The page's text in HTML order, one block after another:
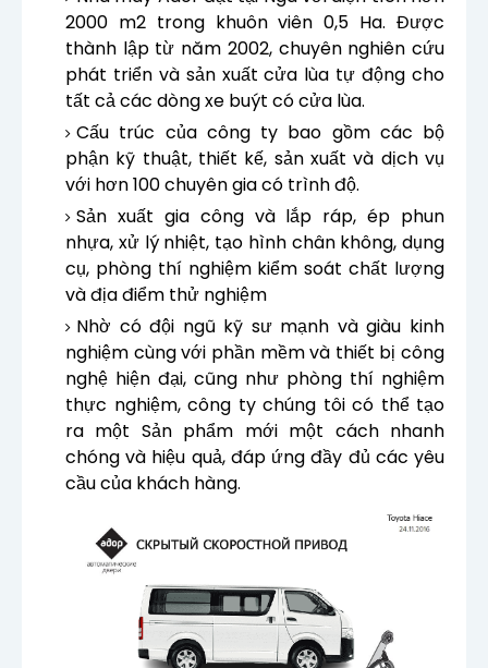
2000 m2 trong khuôn viên 0,5 Ha. Được
thành lập từ năm 2002, chuyên nghiên cứu
phát triển và sản xuất cửa lùa tự động cho
tất cả các dòng xe buýt có cửa lùa.
Cấu trúc của công ty bao gồm các bộ
phận kỹ thuật, thiết kế, sản xuất và dịch vụ
với hơn 100 chuyên gia có trình độ.
Sản xuất gia công và lắp ráp, ép phun
nhựa, xử lý nhiệt, tạo hình chân không, dụng
cụ, phòng thí nghiệm kiểm soát chất lượng
và địa điểm thử nghiệm
Nhờ có đội ngũ kỹ sư mạnh và giàu kinh
nghiệm cùng với phần mềm và thiết bị công
nghệ hiện đại, cũng như phòng thí nghiệm
thực nghiệm, công ty chúng tôi có thể tạo
ra một Sản phẩm mới một cách nhanh
chóng và hiệu quả, đáp ứng đầy đủ các yêu
cầu của khách hàng.